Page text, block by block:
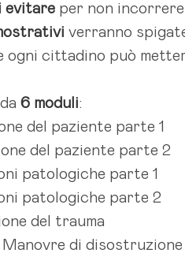
evitare per non
verranno
ogni cittadino può
6 moduli:
del paziente parte 1
del paziente parte 2
patologiche parte 1
patologiche parte 2
del trauma
Manovre di disostruzione